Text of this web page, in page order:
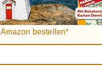
Amazon bestellen*